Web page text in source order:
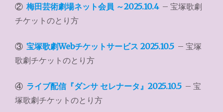
② 梅田芸術劇場ネット会員 ～2025.10.4 – 宝塚歌劇
チケットのとり方
③ 宝塚歌劇Webチケットサービス 2025.10.5 – 宝塚
歌劇チケットのとり方
④ ライブ配信『ダンサ セレナータ』2025.10.5 – 宝
塚歌劇チケットのとり方